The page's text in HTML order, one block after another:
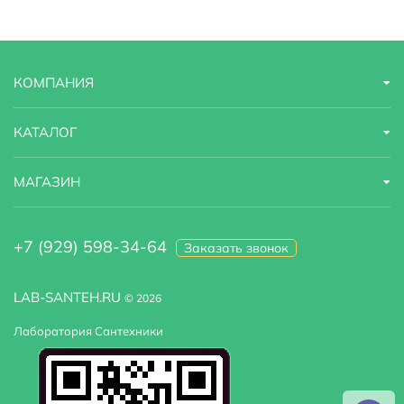
Оснащение
Тип унитаза
LAB-SANTEH.RU © 2026
Лаборатория Сантехники
КОМПАНИЯ
КАТАЛОГ
МАГАЗИН
+7 (929) 598-34-64 Заказать звонок